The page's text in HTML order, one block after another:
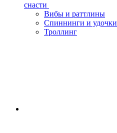
снасти
Вибы и раттлины
Спиннинги и удочки
Троллинг